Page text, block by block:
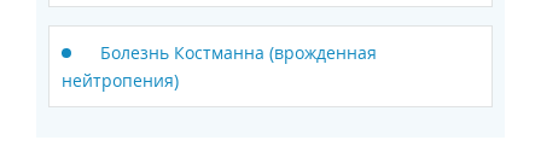
Болезнь Костманна (врожденная
нейтропения)